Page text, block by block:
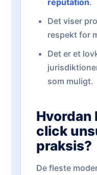
reputation.
Det viser
respekt for
Det er et
som muligt.
Hvordan
click
praksis?
De fleste